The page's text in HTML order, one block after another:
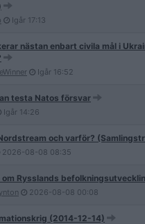
Igår 17:13
nästan enbart civila mål i
Igår 16:52
testa Natos försvar
Igår 14:26
och varför?
2026-08-08 08:35
Rysslands
2026-08-08 00:08
(2014-12-14)